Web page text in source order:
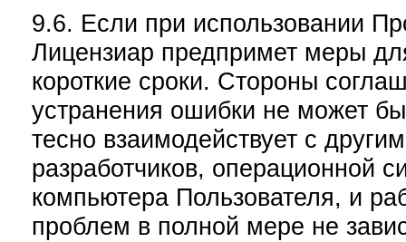
9.6. Если при использовании
Лицензиар предпримет меры
короткие сроки. Стороны
устранения ошибки не может
тесно взаимодействует с
разработчиков, операционной
компьютера Пользователя, и
проблем в полной мере не